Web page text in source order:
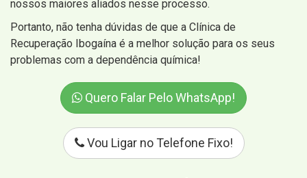
nossos maiores aliados nesse processo.
Portanto, não tenha dúvidas de que a Clínica de
Recuperação Ibogaína é a melhor solução para os seus
problemas com a dependência química!
Quero Falar Pelo WhatsApp!
Vou Ligar no Telefone Fixo!